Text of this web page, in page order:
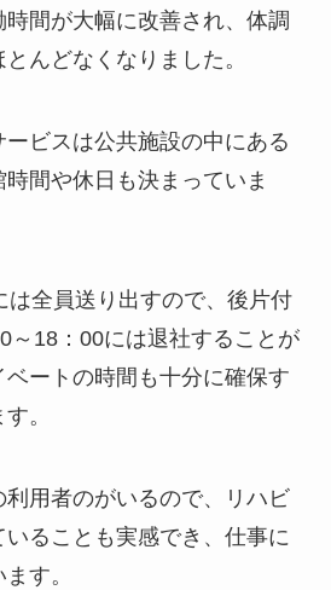
間が大幅に改善され、体調
んどなくなりました。
ビスは公共施設の中にある
間や休日も決まっていま
は全員送り出すので、後片付
～18：00には退社することが
ートの時間も十分に確保す
。
利用者のがいるので、リハビ
いることも実感でき、仕事に
す。